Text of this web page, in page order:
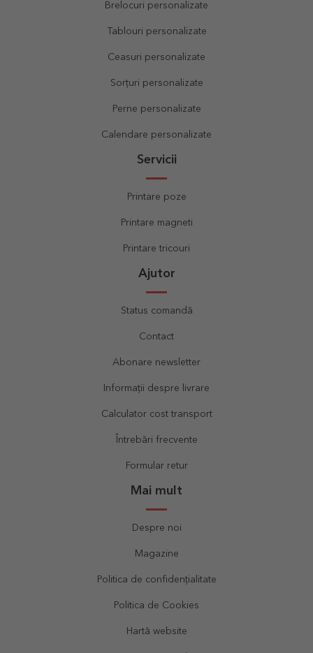
Brelocuri personalizate
Tablouri personalizate
Ceasuri personalizate
Sorțuri personalizate
Perne personalizate
Calendare personalizate
Servicii
Printare poze
Printare magneti
Printare tricouri
Ajutor
Status comandă
Contact
Abonare newsletter
Informații despre livrare
Calculator cost transport
Întrebări frecvente
Formular retur
Mai mult
Despre noi
Magazine
Politica de confidențialitate
Politica de Cookies
Hartă website